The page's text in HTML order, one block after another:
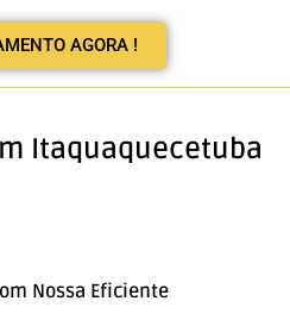
AGORA !
Itaquaquecetuba
Nossa Eficiente